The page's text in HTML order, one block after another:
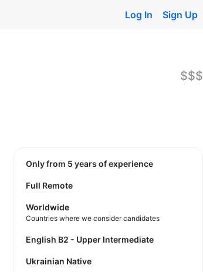
Log In Sign Up
$$$
Only from 5 years of experience
Full Remote
Worldwide
Countries where we consider candidates
English B2 - Upper Intermediate
Ukrainian Native